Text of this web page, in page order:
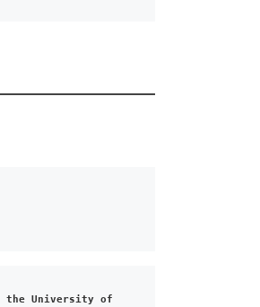
the University of